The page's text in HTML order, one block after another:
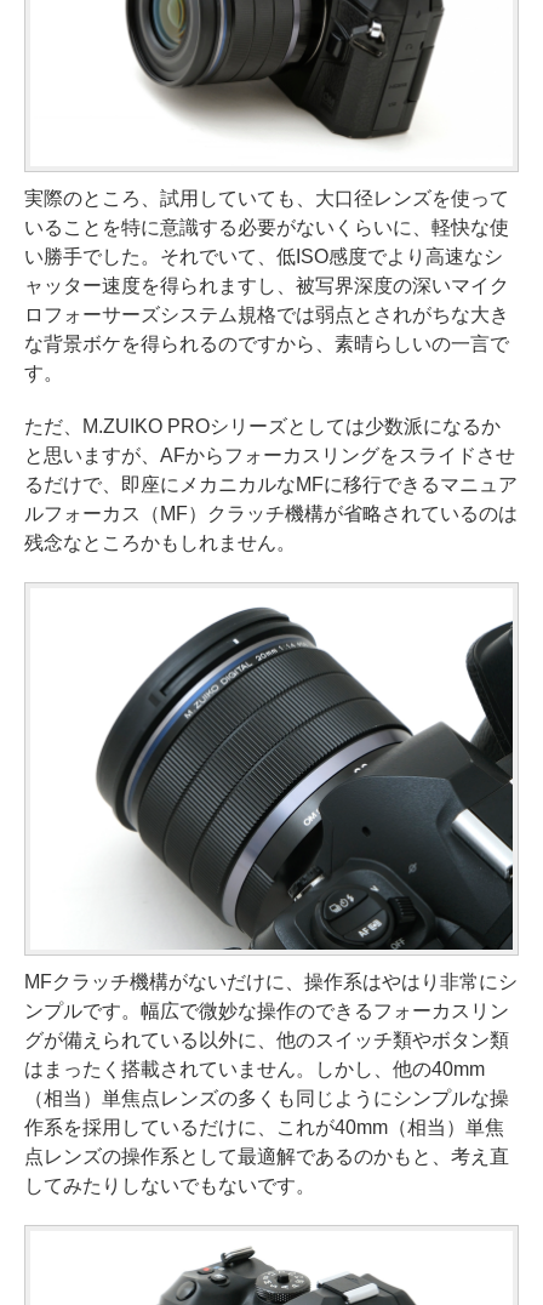
実際のところ、試用していても、大口径レンズを使って
いることを特に意識する必要がないくらいに、軽快な使
い勝手でした。それでいて、低ISO感度でより高速なシ
ャッター速度を得られますし、被写界深度の深いマイク
ロフォーサーズシステム規格では弱点とされがちな大き
な背景ボケを得られるのですから、素晴らしいの一言で
す。
ただ、M.ZUIKO PROシリーズとしては少数派になるか
と思いますが、AFからフォーカスリングをスライドさせ
るだけで、即座にメカニカルなMFに移行できるマニュア
ルフォーカス（MF）クラッチ機構が省略されているのは
残念なところかもしれません。
MFクラッチ機構がないだけに、操作系はやはり非常にシ
ンプルです。幅広で微妙な操作のできるフォーカスリン
グが備えられている以外に、他のスイッチ類やボタン類
はまったく搭載されていません。しかし、他の40mm
（相当）単焦点レンズの多くも同じようにシンプルな操
作系を採用しているだけに、これが40mm（相当）単焦
点レンズの操作系として最適解であるのかもと、考え直
してみたりしないでもないです。